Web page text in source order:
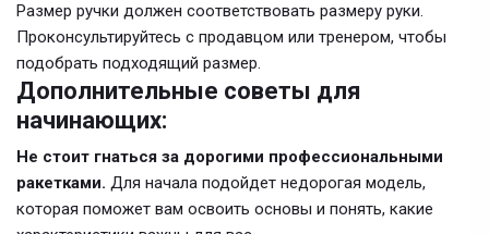
Размер ручки должен соответствовать размеру руки.
Проконсультируйтесь с продавцом или тренером, чтобы
подобрать подходящий размер.
Дополнительные советы для
начинающих:
Не стоит гнаться за дорогими профессиональными
ракетками. Для начала подойдет недорогая модель,
которая поможет вам освоить основы и понять, какие